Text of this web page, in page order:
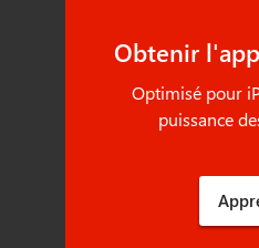
Obtenir
Optimisé pour
puissance